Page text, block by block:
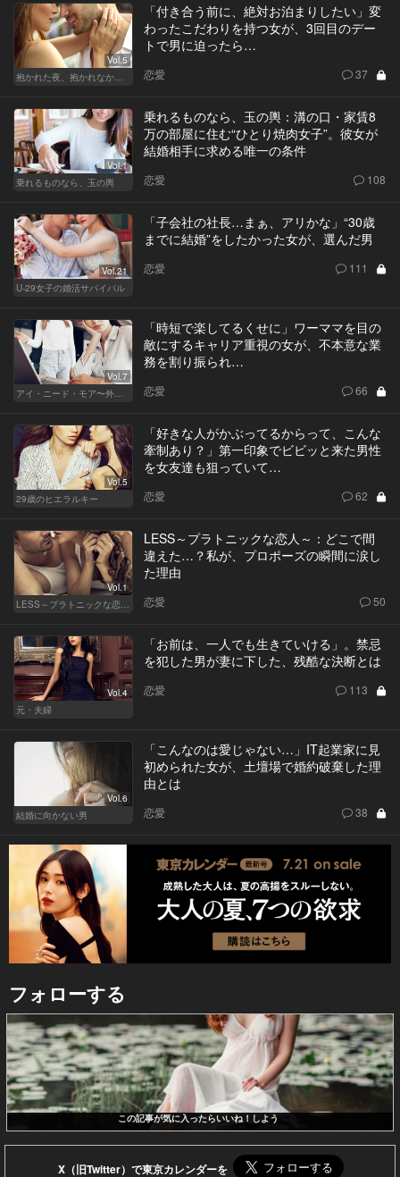
Vol.5
「付き合う前に、絶対お泊まりしたい」変
わったこだわりを持つ女が、3回目のデー
トで男に迫ったら…
恋愛 37
Vol.1
乗れるものなら、玉の輿
乗れるものなら、玉の輿：溝の口・家賃8
万の部屋に住む“ひとり焼肉女子”。彼女が
結婚相手に求める唯一の条件
恋愛 108
Vol.21
U-29女子の婚活サバイバル
「子会社の社長…まぁ、アリかな」“30歳
までに結婚”をしたかった女が、選んだ男
恋愛 111
Vol.7
「時短で楽してるくせに」ワーママを目の
敵にするキャリア重視の女が、不本意な業
務を割り振られ…
恋愛 66
Vol.5
29歳のヒエラルキー
「好きな人がかぶってるからって、こんな
牽制あり？」第一印象でビビッと来た男性
を女友達も狙っていて…
恋愛 62
Vol.1
LESS～プラトニックな恋人～：どこで間
違えた…？私が、プロポーズの瞬間に涙し
た理由
恋愛 50
Vol.4
元・夫婦
「お前は、一人でも生きていける」。禁忌
を犯した男が妻に下した、残酷な決断とは
恋愛 113
Vol.6
結婚に向かない男
「こんなのは愛じゃない…」IT起業家に見
初められた女が、土壇場で婚約破棄した理
由とは
恋愛 38
フォローする
この記事が気に入ったらいいね！しよう
X（旧Twitter）で東京カレンダーを